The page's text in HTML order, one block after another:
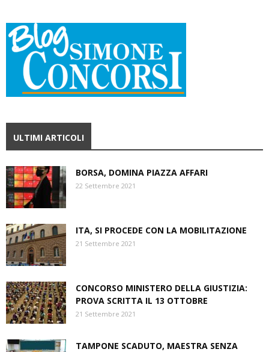
ULTIMI ARTICOLI
BORSA, DOMINA PIAZZA AFFARI
22 Settembre 2021
ITA, SI PROCEDE CON LA MOBILITAZIONE
21 Settembre 2021
CONCORSO MINISTERO DELLA GIUSTIZIA:
PROVA SCRITTA IL 13 OTTOBRE
21 Settembre 2021
TAMPONE SCADUTO, MAESTRA SENZA